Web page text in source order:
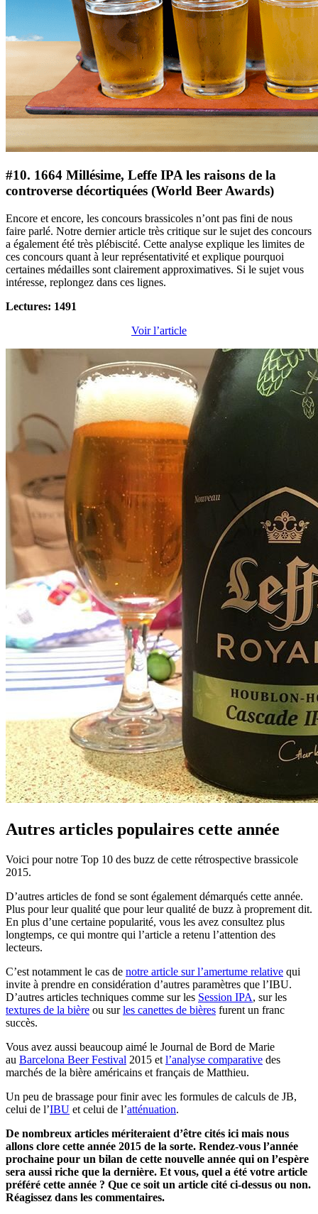
#10. 1664 Millésime, Leffe IPA les raisons de la
controverse décortiquées (World Beer Awards)
Encore et encore, les concours brassicoles n’ont pas fini de nous
faire parlé. Notre dernier article très critique sur le sujet des concours
a également été très plébiscité. Cette analyse explique les limites de
ces concours quant à leur représentativité et explique pourquoi
certaines médailles sont clairement approximatives. Si le sujet vous
intéresse, replongez dans ces lignes.
Lectures: 1491
Voir l’article
Autres articles populaires cette année
Voici pour notre Top 10 des buzz de cette rétrospective brassicole
2015.
D’autres articles de fond se sont également démarqués cette année.
Plus pour leur qualité que pour leur qualité de buzz à proprement dit.
En plus d’une certaine popularité, vous les avez consultez plus
longtemps, ce qui montre qui l’article a retenu l’attention des
lecteurs.
C’est notamment le cas de notre article sur l’amertume relative qui
invite à prendre en considération d’autres paramètres que l’IBU.
D’autres articles techniques comme sur les Session IPA, sur les
textures de la bière ou surles canettes de bières furent un franc
succès.
Vous avez aussi beaucoup aimé le Journal de Bord de Marie
au Barcelona Beer Festival 2015 et l’analyse comparative des
marchés de la bière américains et français de Matthieu.
Un peu de brassage pour finir avec les formules de calculs de JB,
celui de l’IBU et celui de l’atténuation.
De nombreux articles mériteraient d’être cités ici mais nous
allons clore cette année 2015 de la sorte. Rendez-vous l’année
prochaine pour un bilan de cette nouvelle année qui on l’espère
sera aussi riche que la dernière. Et vous, quel a été votre article
préféré cette année ? Que ce soit un article cité ci-dessus ou non.
Réagissez dans les commentaires.